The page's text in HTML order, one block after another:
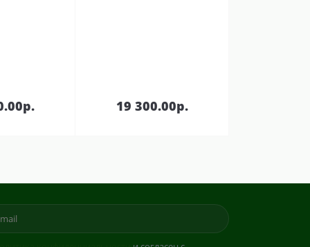
19 300.00р.
корзину